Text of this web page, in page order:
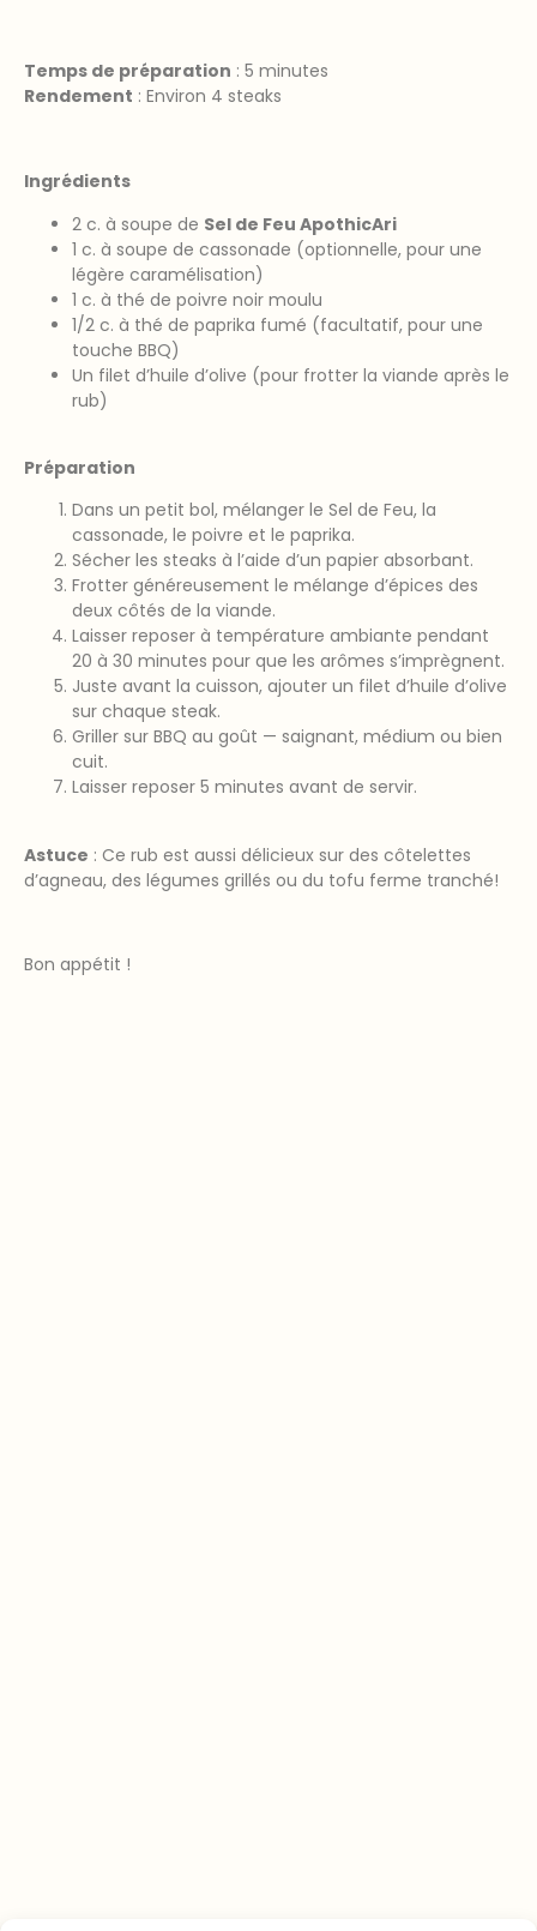
Temps de préparation : 5 minutes
Rendement : Environ 4 steaks
Ingrédients
2 c. à soupe de Sel de Feu ApothicAri
1 c. à soupe de cassonade (optionnelle, pour une
légère caramélisation)
1 c. à thé de poivre noir moulu
1/2 c. à thé de paprika fumé (facultatif, pour une
touche BBQ)
Un filet d’huile d’olive (pour frotter la viande après le
rub)
Préparation
Dans un petit bol, mélanger le Sel de Feu, la
cassonade, le poivre et le paprika.
Sécher les steaks à l’aide d’un papier absorbant.
Frotter généreusement le mélange d’épices des
deux côtés de la viande.
Laisser reposer à température ambiante pendant
20 à 30 minutes pour que les arômes s’imprègnent.
Juste avant la cuisson, ajouter un filet d’huile d’olive
sur chaque steak.
Griller sur BBQ au goût — saignant, médium ou bien
cuit.
Laisser reposer 5 minutes avant de servir.
Astuce : Ce rub est aussi délicieux sur des côtelettes
d’agneau, des légumes grillés ou du tofu ferme tranché!
Bon appétit !